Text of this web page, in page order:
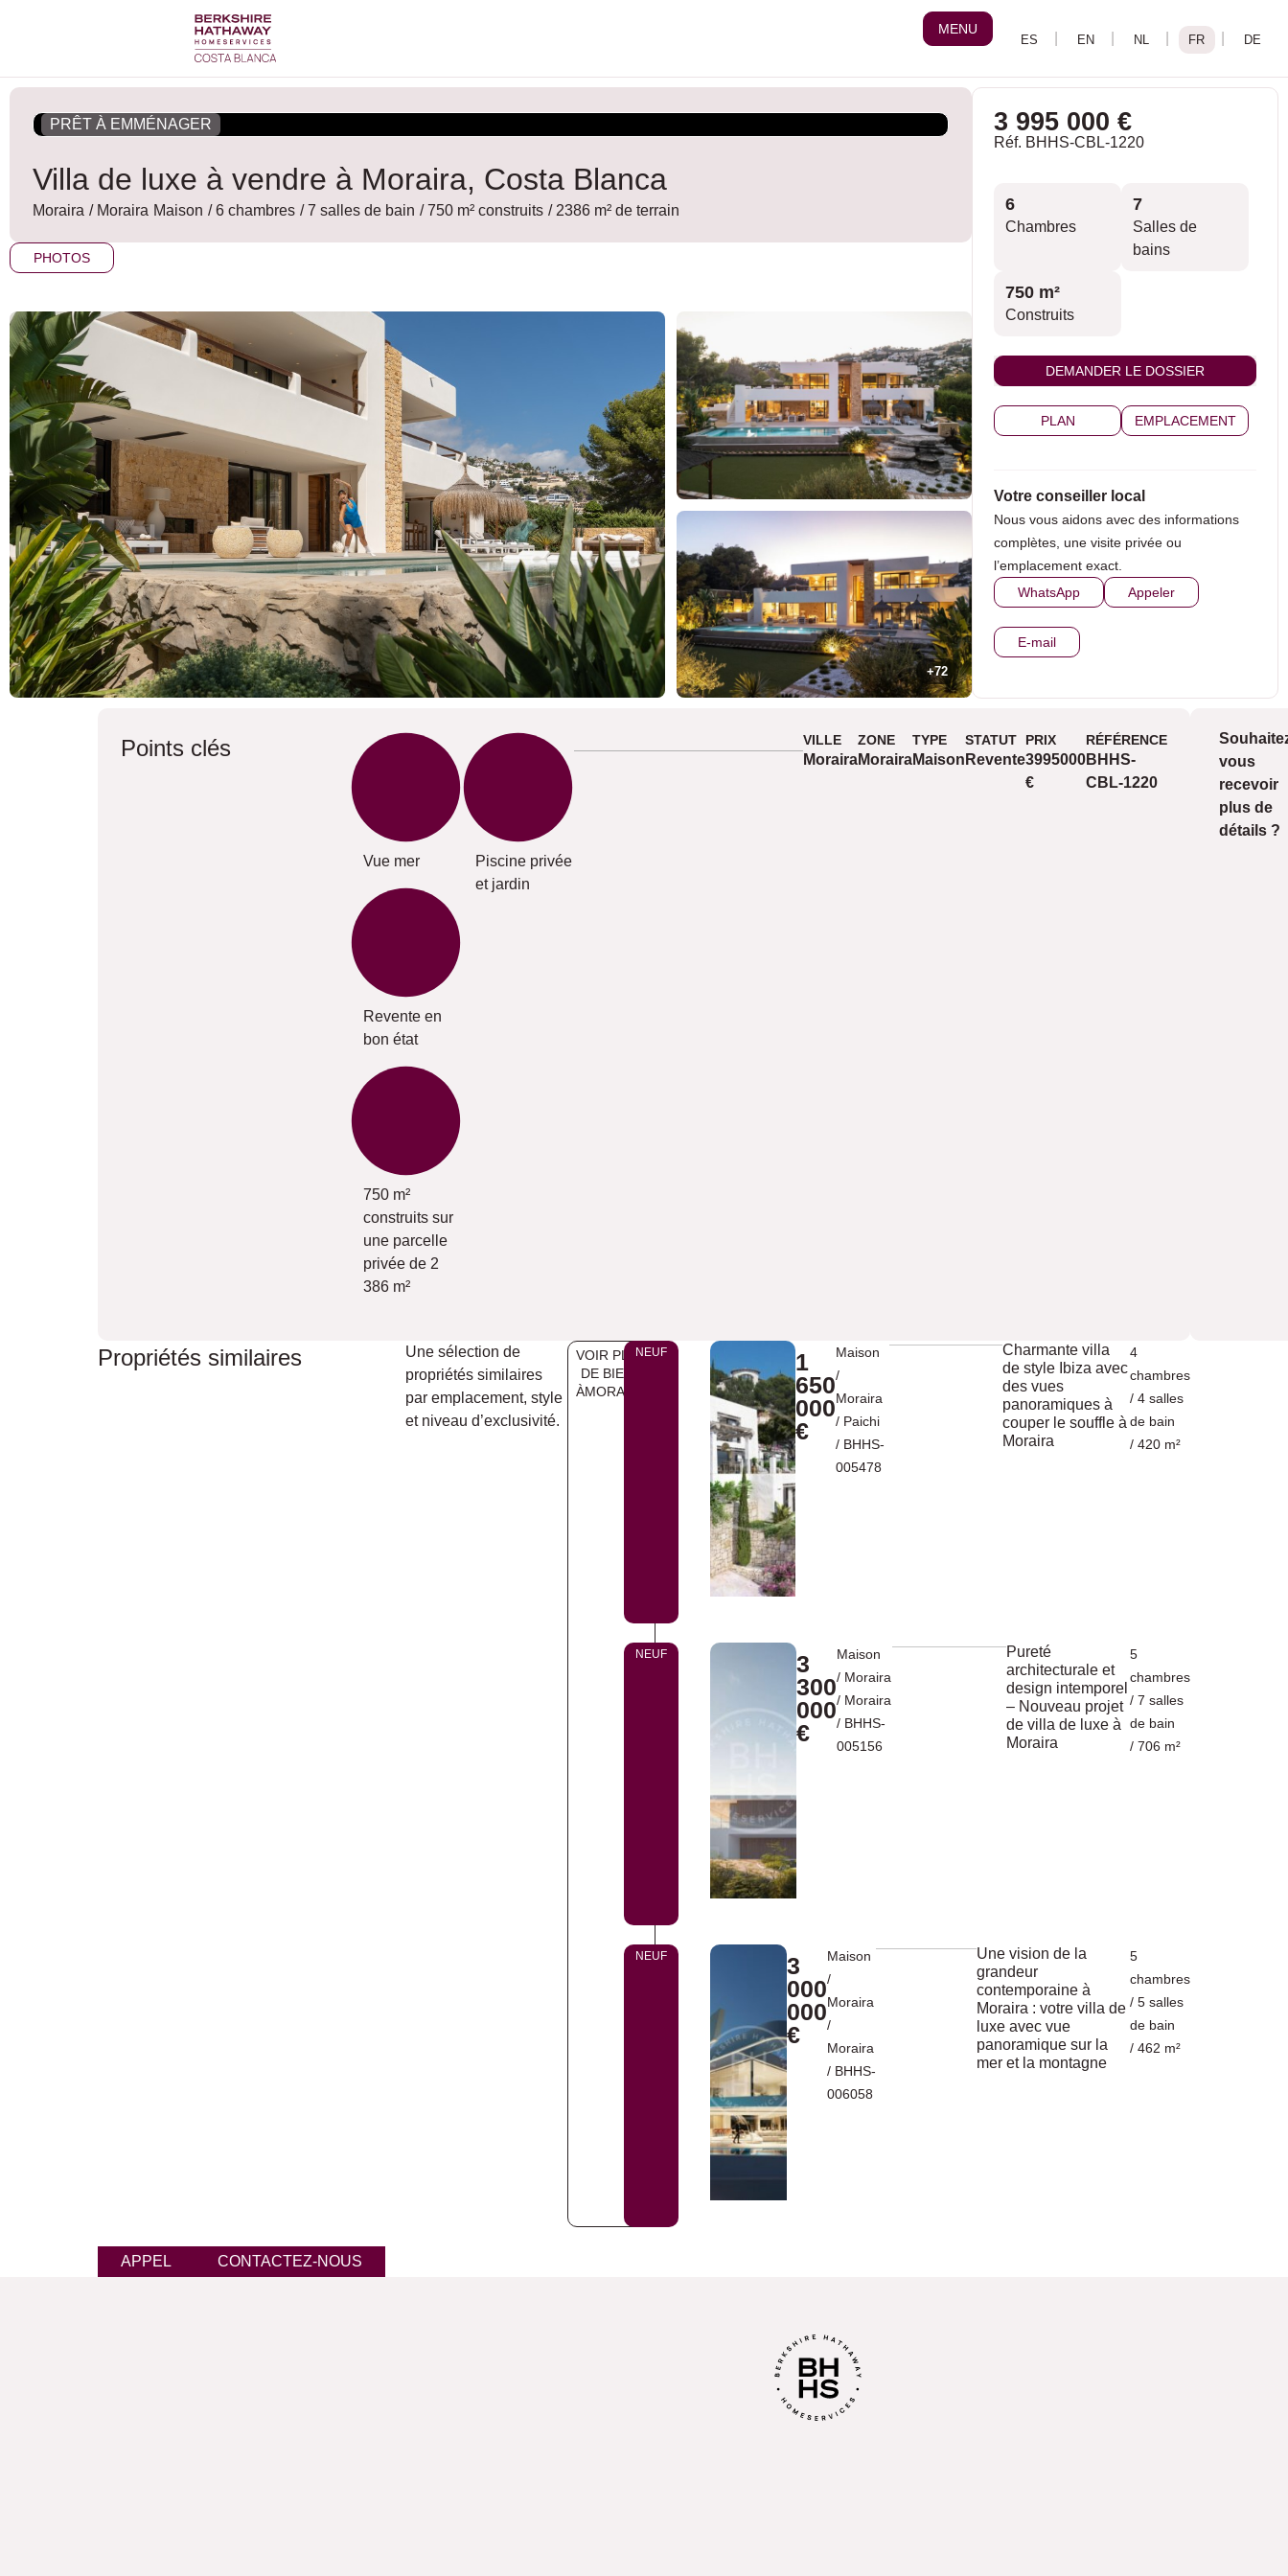
MENU
PRÊT À EMMÉNAGER
Villa de luxe à vendre à Moraira, Costa Blanca
Moraira / Moraira Maison / 6 chambres / 7 salles de bain / 750 m² construits / 2386 m² de terrain
PHOTOS
+72
3 995 000 €
Réf. BHHS-CBL-1220
6
Chambres
7
Salles de
bains
750 m²
Construits
DEMANDER LE DOSSIER
PLAN EMPLACEMENT
Votre conseiller local
Nous vous aidons avec des informations
complètes, une visite privée ou
l’emplacement exact.
WhatsApp
Appeler
E-mail
Points clés
Vue mer
Revente en
bon état
750 m²
construits sur
une parcelle
privée de 2
386 m²
Piscine privée
et jardin
VILLE
Moraira
ZONE
Moraira
TYPE
Maison
STATUT
Revente
PRIX
3995000
€
RÉFÉRENCE
BHHS-
CBL-1220
Vues
de
vue
vous
recevoir
plus de
détails ?
Propriétés similaires
Une sélection de
propriétés similaires
par emplacement, style
et niveau d’exclusivité.
VOIR PLUS
DE BIENS
ÀMORAIRA
NEUF
1
650
000
€
Maison
/
Moraira
/ Paichi
/ BHHS-
005478
Charmante villa
de style Ibiza avec
des vues
panoramiques à
couper le souffle à
Moraira
4
chambres
/ 4 salles
de bain
/ 420 m²
NEUF
3
300
000
€
Maison
/ Moraira
/ Moraira
/ BHHS-
005156
Pureté
architecturale et
design intemporel
– Nouveau projet
de villa de luxe à
Moraira
5
chambres
/ 7 salles
de bain
/ 706 m²
NEUF
3
000
000
€
Maison
/
Moraira
/
Moraira
/ BHHS-
006058
Une vision de la
grandeur
contemporaine à
Moraira : votre villa de
luxe avec vue
panoramique sur la
mer et la montagne
5
chambres
/ 5 salles
de bain
/ 462 m²
APPEL CONTACTEZ-NOUS